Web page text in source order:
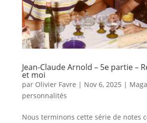
Jean-Claude Arnold – 5e partie –
et moi
par Olivier Favre | Nov 6, 2025 |
personnalités
Nous terminons cette série de notes